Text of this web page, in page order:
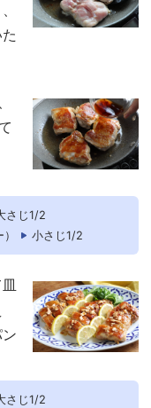
さじ1/2
小さじ1/2
さじ1/2